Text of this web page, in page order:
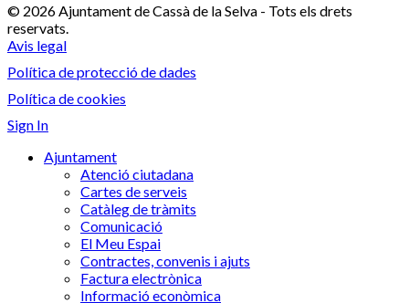
© 2026 Ajuntament de Cassà de la Selva - Tots els drets
reservats.
Avis legal
Política de protecció de dades
Política de cookies
Sign In
Ajuntament
Atenció ciutadana
Cartes de serveis
Catàleg de tràmits
Comunicació
El Meu Espai
Contractes, convenis i ajuts
Factura electrònica
Informació econòmica